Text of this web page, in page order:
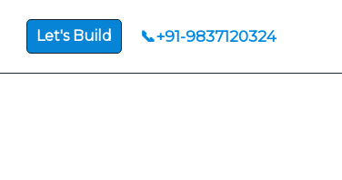
Let's Build 📞+91-9837120324